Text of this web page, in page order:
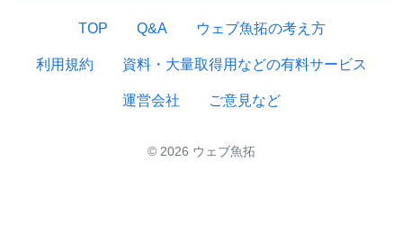
TOP Q&A ウェブ魚拓の考え方
利用規約 資料・大量取得用などの有料サービス
運営会社 ご意見など
© 2026 ウェブ魚拓